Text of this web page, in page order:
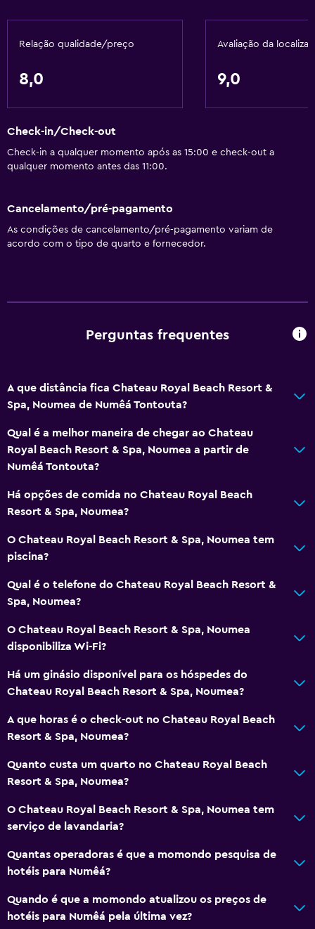
Relação qualidade/preço
8,0
Avaliação da
9,0
Check-in/Check-out
Check-in a qualquer momento após as 15:00 e check-out a
qualquer momento antes das 11:00.
Cancelamento/pré-pagamento
As condições de cancelamento/pré-pagamento variam de
acordo com o tipo de quarto e fornecedor.
Perguntas frequentes
A que distância fica Chateau Royal Beach Resort &
Spa, Noumea de Numêá Tontouta?
Qual é a melhor maneira de chegar ao Chateau
Royal Beach Resort & Spa, Noumea a partir de
Numêá Tontouta?
Há opções de comida no Chateau Royal Beach
Resort & Spa, Noumea?
O Chateau Royal Beach Resort & Spa, Noumea tem
piscina?
Qual é o telefone do Chateau Royal Beach Resort &
Spa, Noumea?
O Chateau Royal Beach Resort & Spa, Noumea
disponibiliza Wi-Fi?
Há um ginásio disponível para os hóspedes do
Chateau Royal Beach Resort & Spa, Noumea?
A que horas é o check-out no Chateau Royal Beach
Resort & Spa, Noumea?
Quanto custa um quarto no Chateau Royal Beach
Resort & Spa, Noumea?
O Chateau Royal Beach Resort & Spa, Noumea tem
serviço de lavandaria?
Quantas operadoras é que a momondo pesquisa de
hotéis para Numêá?
Quando é que a momondo atualizou os preços de
hotéis para Numêá pela última vez?